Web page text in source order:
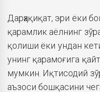
Дарҳақиқат, эри ёки
қарамлик аёлнинг
қолиши ёки ундан
унинг қарамоғига
мумкин. Иқтисодий
аъзоси бошқасини